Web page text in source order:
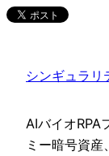
内
ス
ッ
プ
シンギュラリ
AIバイオRPA
ミー暗号資